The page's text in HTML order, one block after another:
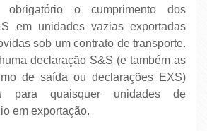
o cumprimento dos
em unidades vazias exportadas
sob um contrato de transporte.
declaração S&S (e também as
de saída ou declarações EXS)
para quaisquer unidades de
em exportação.